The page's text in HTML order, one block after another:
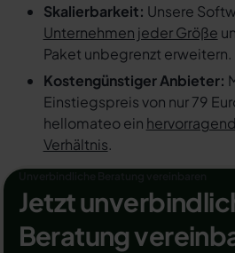
Skalierbarkeit: Unsere
Unternehmen jeder Größe
Paket unbegrenzt erweitern.
Kostengünstiger Anbieter:
Einstiegspreis von nur 79
hellomateo ein
Verhältnis.
Jetzt
Beratung